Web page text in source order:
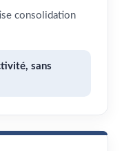
consolidation
sans